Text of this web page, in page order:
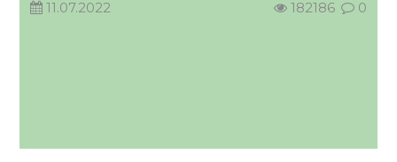
КӨРІНІСІ
11.07.2022
182186 0